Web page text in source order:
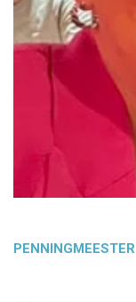
PENNINGMEESTER